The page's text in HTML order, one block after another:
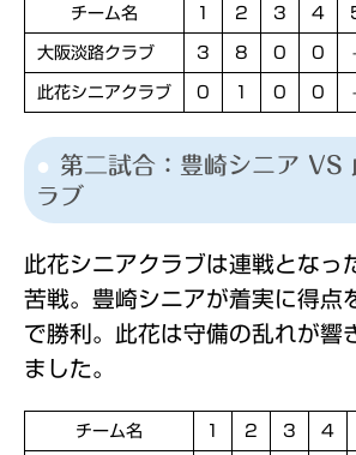
チーム名 1 2 3 4
大阪淡路クラブ 3 8 0 0
此花シニアクラブ 0 1 0 0
第二試合：豊崎シニア VS
ラブ
此花シニアクラブは連戦となっ
苦戦。豊崎シニアが着実に得点
で勝利。此花は守備の乱れが響
ました。
チーム名 1 2 3 4